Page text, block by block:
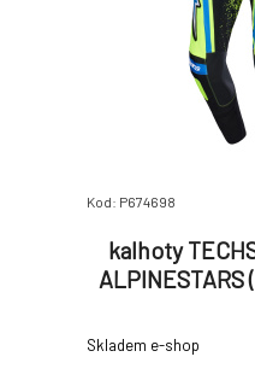
Kod: P674698
kalhoty
Skladem e-shop